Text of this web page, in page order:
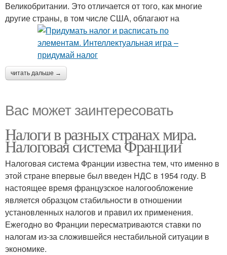
Великобритании. Это отличается от того, как многие
другие страны, в том числе США, облагают на
читать дальше →
Вас может заинтересовать
Налоги в разных странах мира.
Налоговая система Франции
Налоговая система Франции известна тем, что именно в
этой стране впервые был введен НДС в 1954 году. В
настоящее время французское налогообложение
является образцом стабильности в отношении
установленных налогов и правил их применения.
Ежегодно во Франции пересматриваются ставки по
налогам из-за сложившейся нестабильной ситуации в
экономике.